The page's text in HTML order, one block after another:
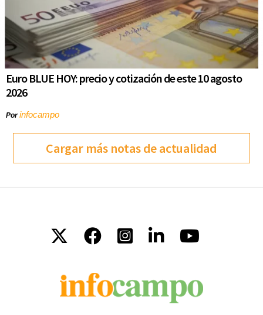
Euro BLUE HOY: precio y cotización de este 10 agosto
2026
Porinfocampo
Cargar más notas de actualidad